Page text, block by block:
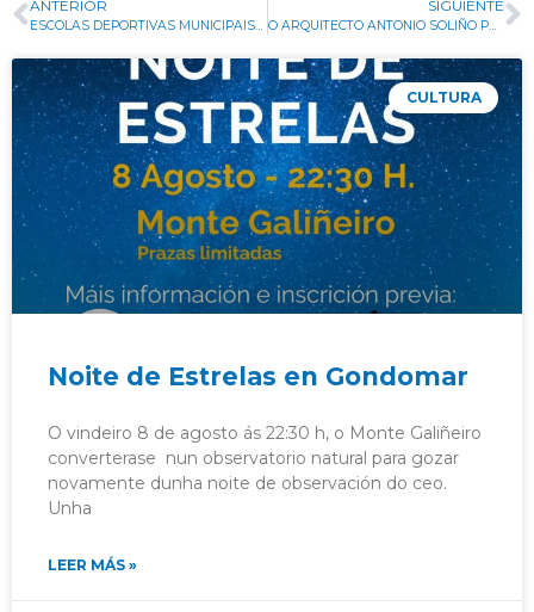
ANTERIOR
ESCOLAS DEPORTIVAS MUNICIPAIS CURSO 2022-2023
SIGUIENTE
O ARQUITECTO ANTONIO SOLIÑO PRESENTA O SEU CADERNO ETNOGRÁFICO “ARQUITECTURA DE INTERMEDIACIÓN NO VAL DE MIÑOR”
CULTURA
Noite de Estrelas en Gondomar
O vindeiro 8 de agosto ás 22:30 h, o Monte Galiñeiro
converterase nun observatorio natural para gozar
novamente dunha noite de observación do ceo.
Unha
LEER MÁS »